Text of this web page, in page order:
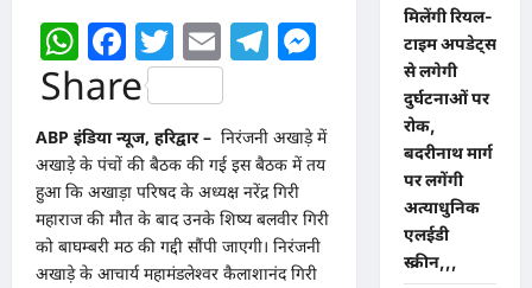
WhatsApp
Facebook
Twitter
EmailTelegram
Messenger
Share
ABP इंडिया न्यूज, हरिद्वार – निरंजनी अखाड़े में
अखाड़े के पंचों की बैठक की गई इस बैठक में तय
हुआ कि अखाड़ा परिषद के अध्यक्ष नरेंद्र गिरी
महाराज की मौत के बाद उनके शिष्य बलवीर गिरी
को बाघम्बरी मठ की गद्दी सौंपी जाएगी। निरंजनी
अखाड़े के आचार्य महामंडलेश्वर कैलाशानंद गिरी
मिलेंगी रियल-
टाइम अपडेट्स
से लगेगी
दुर्घटनाओं पर
रोक,
बदरीनाथ मार्ग
पर लगेंगी
अत्याधुनिक
एलईडी
स्क्रीन,,,